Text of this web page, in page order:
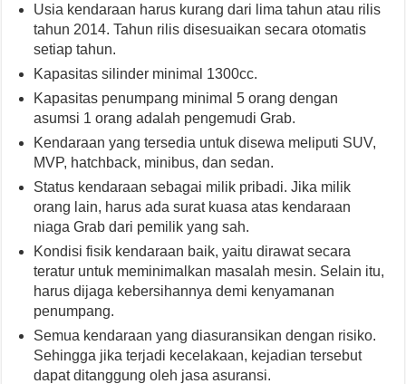
Usia kendaraan harus kurang dari lima tahun atau rilis
tahun 2014. Tahun rilis disesuaikan secara otomatis
setiap tahun.
Kapasitas silinder minimal 1300cc.
Kapasitas penumpang minimal 5 orang dengan
asumsi 1 orang adalah pengemudi Grab.
Kendaraan yang tersedia untuk disewa meliputi SUV,
MVP, hatchback, minibus, dan sedan.
Status kendaraan sebagai milik pribadi. Jika milik
orang lain, harus ada surat kuasa atas kendaraan
niaga Grab dari pemilik yang sah.
Kondisi fisik kendaraan baik, yaitu dirawat secara
teratur untuk meminimalkan masalah mesin. Selain itu,
harus dijaga kebersihannya demi kenyamanan
penumpang.
Semua kendaraan yang diasuransikan dengan risiko.
Sehingga jika terjadi kecelakaan, kejadian tersebut
dapat ditanggung oleh jasa asuransi.